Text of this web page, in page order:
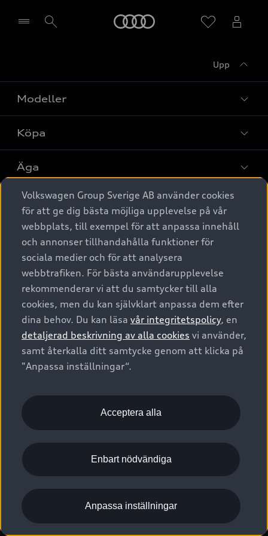
Upp
Modeller
Alla modeller
Elbilar
A6 modellerna
SUV
Avant
Audi Sport
Köpa
Privaterbjudanden
Privatleasing
Nya bilar i lager
Begagnade bilar i lager
Audi approved :plus - så gott som nya
Finansiering
Audi exclusive
Provkörning
Äga
Service & tillbehör
Audi digital services
Originaltillbehör - köp online
Garantier
Försäkring
Digitala manualer för din Audi
Audi Collection – livsstilsartiklar
Vanliga frågor
2G/3G nätet stängs ned - Hur påverkas min bil av detta?
Tjänstebil
Tjänstebil
Business lease online
Företagsleasing
Om Audi Sverige
Kontakta oss
Audi Återförsäljare/-serviceverkstad
myAudi
Pressmeddelanden
Nyhetsbrev
Vårt hållbarhetsarbete
Lediga tjänster huvudkontor
Lediga tjänster hos Audi Återförsäljare
Kommentar till mediauppgifter om dataläcka
© 2026 AUDI SVERIGE. All Rights Reserved.
Utgivare Juridiskt
Juridiskt Audi AG
Juridiskt Audi Digital Giveaway
Anpassa inställningar för cookies
Visselblåsarkanaler
Volkswagen Group Sverige AB använder cookies
för att ge dig bästa möjliga upplevelse på vår
webbplats, till exempel för att anpassa innehåll
och annonser tillhandahålla funktioner för
sociala medier och för att analysera
webbtrafiken. För bästa användarupplevelse
rekommenderar vi att du samtycker till alla
cookies, men du kan självklart anpassa dem efter
dina behov. Du kan läsa vår integritetspolicy, en
detaljerad beskrivning av alla cookies vi använder,
samt återkalla ditt samtycke genom att klicka på
"Anpassa inställningar“.
Acceptera alla
Enbart nödvändiga
Anpassa inställningar